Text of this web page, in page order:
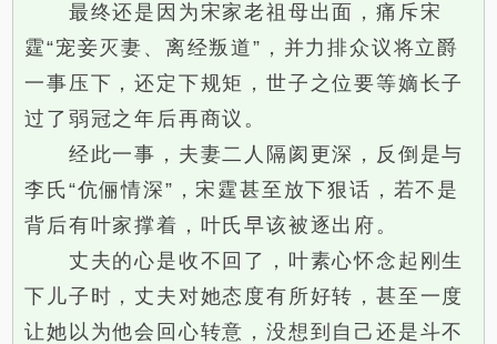
最终还是因为宋家老祖母出面，痛斥宋
霆“宠妾灭妻、离经叛道”，并力排众议将立爵
一事压下，还定下规矩，世子之位要等嫡长子
过了弱冠之年后再商议。
经此一事，夫妻二人隔阂更深，反倒是与
李氏“伉俪情深”，宋霆甚至放下狠话，若不是
背后有叶家撑着，叶氏早该被逐出府。
丈夫的心是收不回了，叶素心怀念起刚生
下儿子时，丈夫对她态度有所好转，甚至一度
让她以为他会回心转意，没想到自己还是斗不